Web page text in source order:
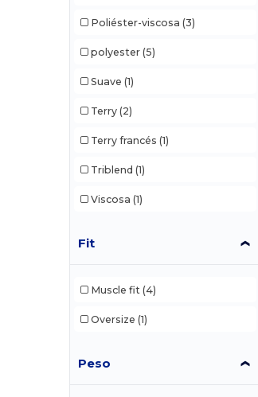
Poliéster-viscosa (3)
polyester (5)
Suave (1)
Terry (2)
Terry francés (1)
Triblend (1)
Viscosa (1)
Fit
Muscle fit (4)
Oversize (1)
Peso